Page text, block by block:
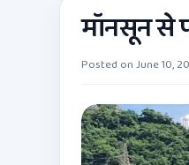
मॉनसून से
Posted onJune 10,